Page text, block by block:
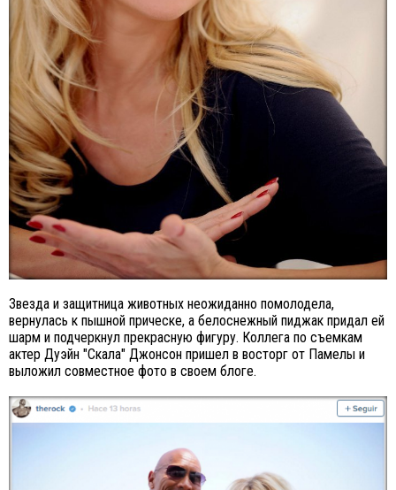
Звезда и защитница животных неожиданно помолодела,
вернулась к пышной прическе, а белоснежный пиджак придал ей
шарм и подчеркнул прекрасную фигуру. Коллега по съемкам
актер Дуэйн "Скала" Джонсон пришел в восторг от Памелы и
выложил совместное фото в своем блоге.